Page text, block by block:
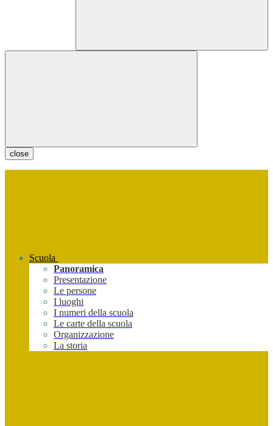
close
Scuola
Panoramica
Presentazione
Le persone
I luoghi
I numeri della scuola
Le carte della scuola
Organizzazione
La storia